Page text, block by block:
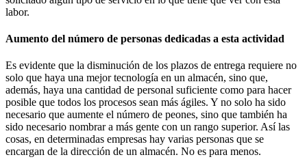
labor.
Aumento del número de personas dedicadas a esta actividad
Es evidente que la disminución de los plazos de entrega requiere no
solo que haya una mejor tecnología en un almacén, sino que,
además, haya una cantidad de personal suficiente como para hacer
posible que todos los procesos sean más ágiles. Y no solo ha sido
necesario que aumente el número de peones, sino que también ha
sido necesario nombrar a más gente con un rango superior. Así las
cosas, en determinadas empresas hay varias personas que se
encargan de la dirección de un almacén. No es para menos.